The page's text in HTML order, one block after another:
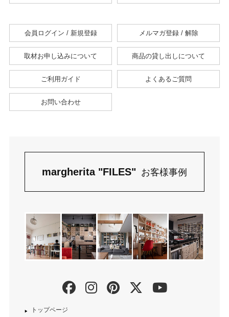
会員ログイン / 新規登録 メルマガ登録 / 解除
取材お申し込みについて 商品の貸し出しについて
ご利用ガイド よくあるご質問
お問い合わせ
margherita "FILES" お客様事例
トップページ